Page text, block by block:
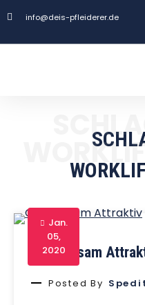
info@deis-pfleiderer.de
Jan.
05,
2020
Gemeinsam
Posted By